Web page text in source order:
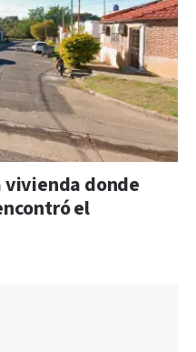
vivienda donde
el